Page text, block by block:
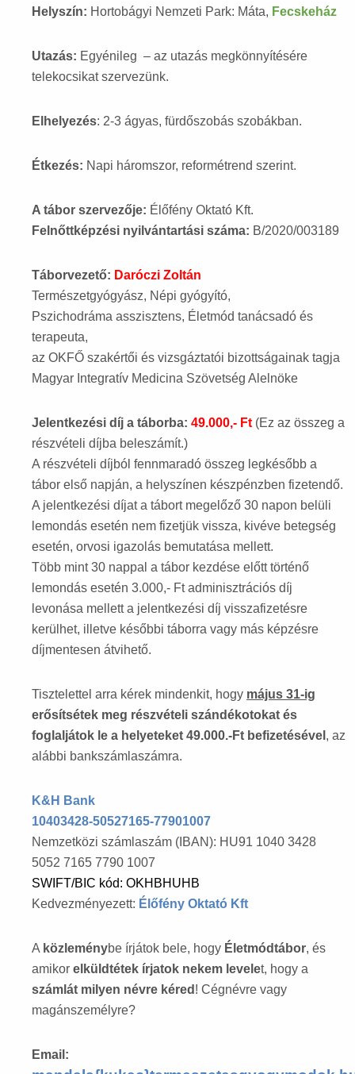
Helyszín: Hortobágyi Nemzeti Park: Máta, Fecskeház
Utazás: Egyénileg – az utazás megkönnyítésére
telekocsikat szervezünk.
Elhelyezés: 2-3 ágyas, fürdőszobás szobákban.
Étkezés: Napi háromszor, reformétrend szerint.
A tábor szervezője: Élőfény Oktató Kft.
Felnőttképzési nyilvántartási száma: B/2020/003189
Táborvezető: Daróczi Zoltán
Természetgyógyász, Népi gyógyító,
Pszichodráma asszisztens, Életmód tanácsadó és
terapeuta,
az OKFŐ szakértői és vizsgáztatói bizottságainak tagja
Magyar Integratív Medicina Szövetség Alelnöke
Jelentkezési díj a táborba: 49.000,- Ft (Ez az összeg a
részvételi díjba beleszámít.)
A részvételi díjból fennmaradó összeg legkésőbb a
tábor első napján, a helyszínen készpénzben fizetendő.
A jelentkezési díjat a tábort megelőző 30 napon belüli
lemondás esetén nem fizetjük vissza, kivéve betegség
esetén, orvosi igazolás bemutatása mellett.
Több mint 30 nappal a tábor kezdése előtt történő
lemondás esetén 3.000,- Ft adminisztrációs díj
levonása mellett a jelentkezési díj visszafizetésre
kerülhet, illetve későbbi táborra vagy más képzésre
díjmentesen átvihető.
Tisztelettel arra kérek mindenkit, hogy május 31-ig
erősítsétek meg részvételi szándékotokat és
foglaljátok le a helyeteket 49.000.-Ft befizetésével , az
alábbi bankszámlaszámra.
K&H Bank
10403428-50527165-77901007
Nemzetközi számlaszám (IBAN): HU91 1040 3428
5052 7165 7790 1007
SWIFT/BIC kód: OKHBHUHB
Kedvezményezett: Élőfény Oktató Kft
A közleménybe írjátok bele, hogy Életmódtábor, és
amikor elküldtétek írjatok nekem levelet, hogy a
számlát milyen névre kéred ! Cégnévre vagy
magánszemélyre?
Email: